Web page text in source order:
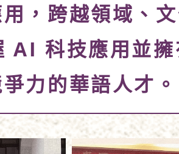
，跨越領域、
AI 科技應用並
力的華語人才。